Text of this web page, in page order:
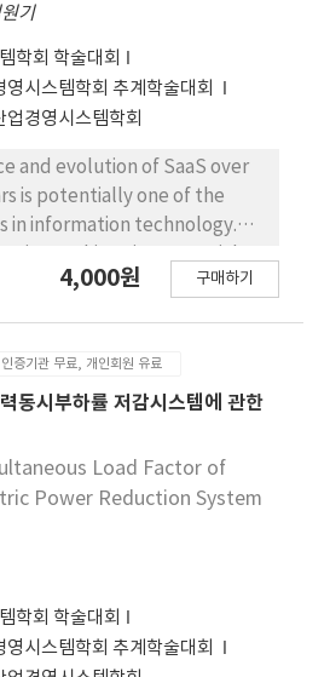
in this paper, the risk
and predicted more
practically than the
or Monte-carlo simulation
the constraints, which
after the project
evaluated to determine the
expected risk can be used
risk mitigation or project
it has been shown that the
the model is effectively
of churn of mobile
기
학회 학술대회
시스템학회 추계학술대회
업경영시스템학회
and evolution of SaaS over
is potentially one of the
in information technology.
be a clear identification and
of SaaS technology. While
are currently taking place in
itself, there is an equally
understanding and
business-related issues
service. As more and more
are beginning to grow
and reliable an
For successful
of SaaS service, it is
4,000원 구매하기
증기관 무료, 개인회원 유료
동시부하률 저감시스템에 관한
Load Factor of
Power Reduction System
학회 학술대회
시스템학회 추계학술대회